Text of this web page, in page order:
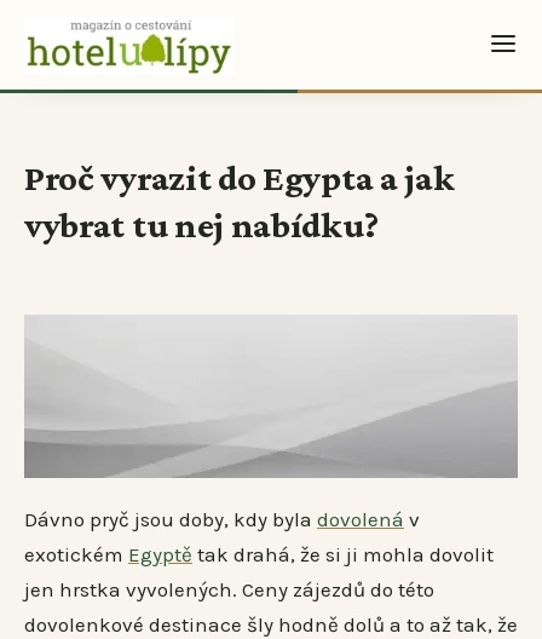
Proč vyrazit do Egypta a jak
vybrat tu nej nabídku?
Dávno pryč jsou doby, kdy byla dovolená v
exotickém Egyptě tak drahá, že si ji mohla dovolit
jen hrstka vyvolených. Ceny zájezdů do této
dovolenkové destinace šly hodně dolů a to až tak, že